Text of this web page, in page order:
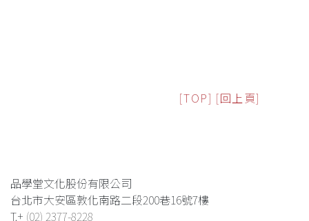
[TOP] [回上頁]
品學堂文化股份有限公司
台北市大安區敦化南路二段200巷16號7樓
T.+ (02) 2377-8228